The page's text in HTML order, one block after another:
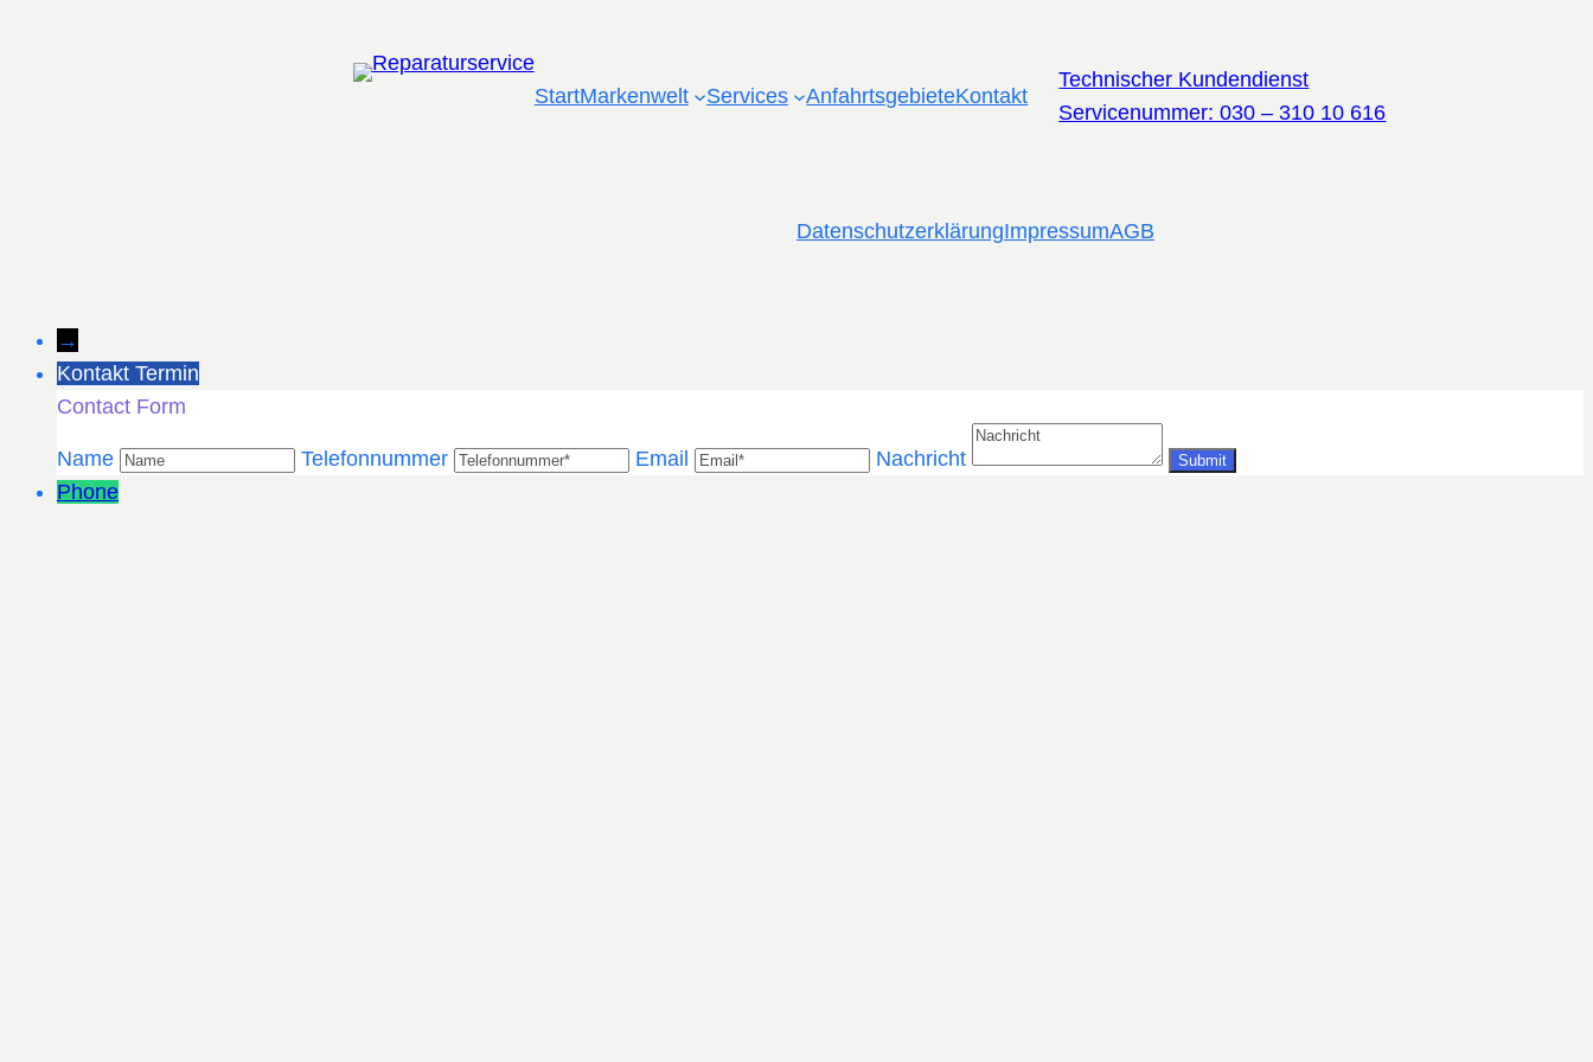
StartMarkenwelt Services AnfahrtsgebieteKontakt
Technischer Kundendienst
Servicenummer: 030 – 310 10 616
DatenschutzerklärungImpressumAGB
→
Kontakt Termin
Contact Form
Name Telefonnummer Email
Nachricht
Phone